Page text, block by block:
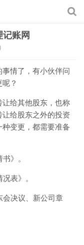
账网
情了，有小伙伴问
？
让给其他股东，也称
给股东之外的投资
变更，都需要准备
》。
表》。
会决议、新公司章